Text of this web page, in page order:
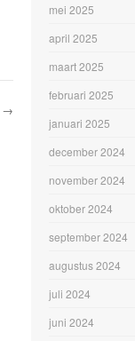
→
mei 2025
april 2025
maart 2025
februari 2025
januari 2025
december 2024
november 2024
oktober 2024
september 2024
augustus 2024
juli 2024
juni 2024